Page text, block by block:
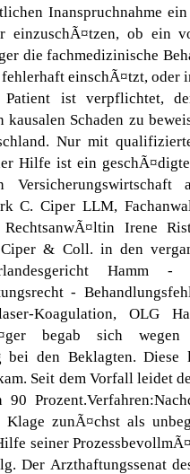
Inanspruchnahme
einzuschÃ¤tzen, ob ein
die fachmedizinische
einschÃ¤tzt, oder
ist verpflichtet,
kausalen Schaden zu
Nur mit
Hilfe ist ein
Versicherungswirtschaft
C. Ciper LLM,
RechtsanwÃ¤ltin Irene
& Coll. in den
Hamm
-
Koagulation,
begab sich
bei den Beklagten. Diese
Seit dem Vorfall leidet
90
zunÃ¤chst als
seiner
Der Arzthaftungssenat